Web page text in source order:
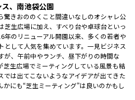
、南池袋公園
驚きおののくこと間違いなしのオシャレ公
芝生広場に加え、すべり台や卓球台といっ
年のリニューアル開園以来、多くの若者や
として人気を集めています。一見ビジネス
が、午前中やランチ、昼下がりの時間な
芝生広場でミーティングしている風景も結
では出てこないようなアイデアが出てきた
かにも“芝生ミーティング”は良いのかもし